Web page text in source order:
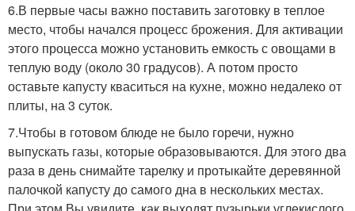
6.В первые часы важно поставить заготовку в теплое
место, чтобы начался процесс брожения. Для активации
этого процесса можно установить емкость с овощами в
теплую воду (около 30 градусов). А потом просто
оставьте капусту кваситься на кухне, можно недалеко от
плиты, на 3 суток.
7.Чтобы в готовом блюде не было горечи, нужно
выпускать газы, которые образовываются. Для этого два
раза в день снимайте тарелку и протыкайте деревянной
палочкой капусту до самого дна в нескольких местах.